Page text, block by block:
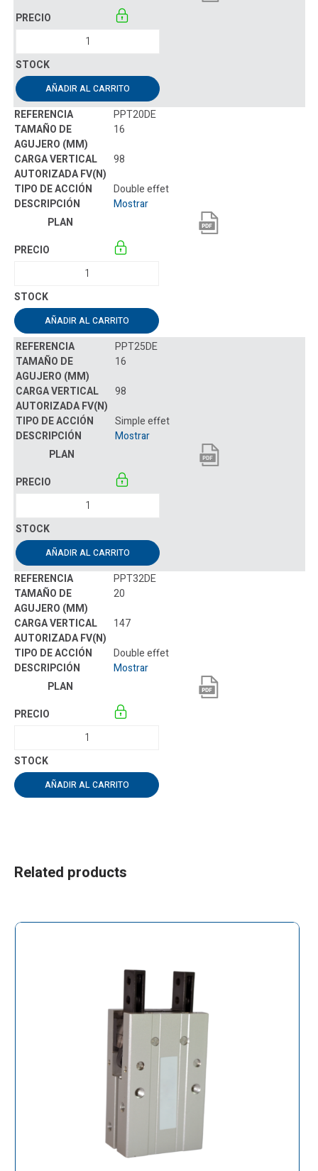
AÑADIR AL CARRITO
PPT20DE
16
98
Double effet
Mostrar
AÑADIR AL CARRITO
PPT25DE
16
98
Simple effet
Mostrar
AÑADIR AL CARRITO
PPT32DE
20
147
Double effet
Mostrar
AÑADIR AL CARRITO
Related products